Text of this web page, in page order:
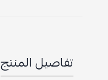
تفاصيل المنتج